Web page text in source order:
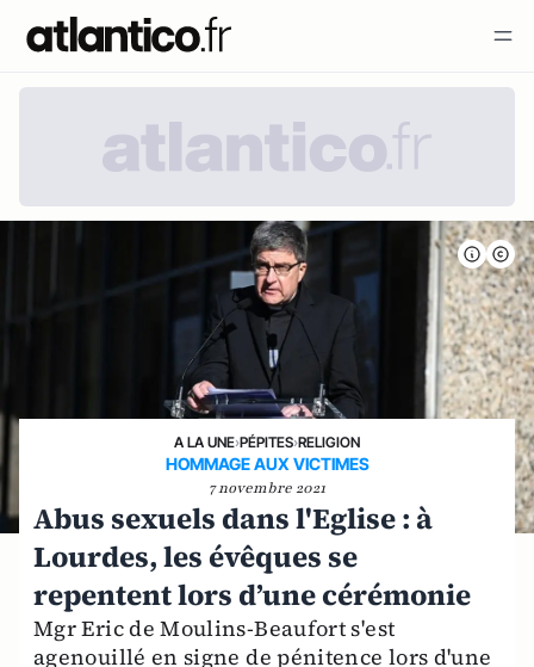
A LA UNE›PÉPITES›RELIGION
HOMMAGE AUX VICTIMES
7 novembre 2021
Abus sexuels dans l'Eglise : à
Lourdes, les évêques se
repentent lors d’une cérémonie
Mgr Eric de Moulins-Beaufort s'est
agenouillé en signe de pénitence lors d'une